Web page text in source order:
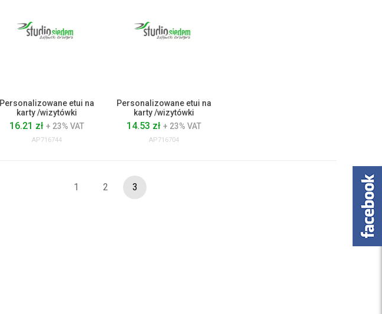
Personalizowane etui na
karty /wizytówki
16.21 zł+ 23% VAT
AP716744
Personalizowane etui na
karty /wizytówki
14.53 zł+ 23% VAT
AP716704
1 2 3